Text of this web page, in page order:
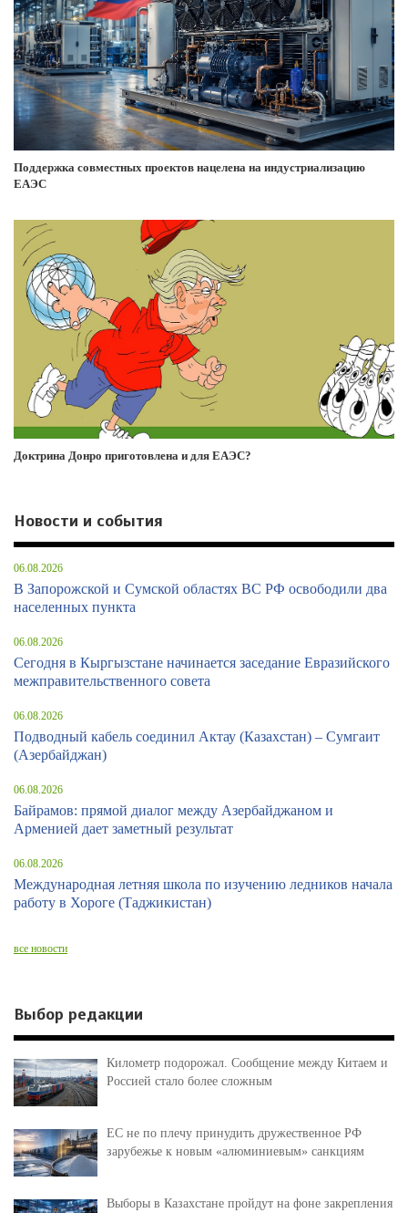
Поддержка совместных проектов нацелена на индустриализацию
ЕАЭС
Доктрина Донро приготовлена и для ЕАЭС?
Новости и события
06.08.2026
В Запорожской и Сумской областях ВС РФ освободили два
населенных пункта
06.08.2026
Сегодня в Кыргызстане начинается заседание Евразийского
межправительственного совета
06.08.2026
Подводный кабель соединил Актау (Казахстан) – Сумгаит
(Азербайджан)
06.08.2026
Байрамов: прямой диалог между Азербайджаном и
Арменией дает заметный результат
06.08.2026
Международная летняя школа по изучению ледников начала
работу в Хороге (Таджикистан)
все новости
Выбор редакции
Километр подорожал. Сообщение между Китаем и
Россией стало более сложным
ЕС не по плечу принудить дружественное РФ
зарубежье к новым «алюминиевым» санкциям
Выборы в Казахстане пройдут на фоне закрепления